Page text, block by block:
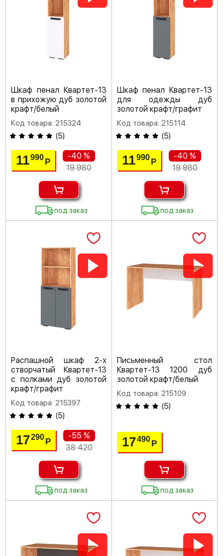
Шкаф пенал Квартет-13
в прихожую дуб золотой
крафт/белый
Код товара: 215324
(5)
11990Р
-40 %
19 980
под заказ
Шкаф пенал Квартет-13
для одежды дуб
золотой крафт/графит
Код товара: 215114
(5)
11990 Р
-40 %
19 980
под заказ
Распашной шкаф 2-х
створчатый Квартет-13
с полками дуб золотой
крафт/графит
Код товара: 215397
(5)
17290Р
-55 %
38 420
под заказ
Письменный стол
Квартет-13 1200 дуб
золотой крафт/белый
Код товара: 215109
(5)
17490 Р
под заказ